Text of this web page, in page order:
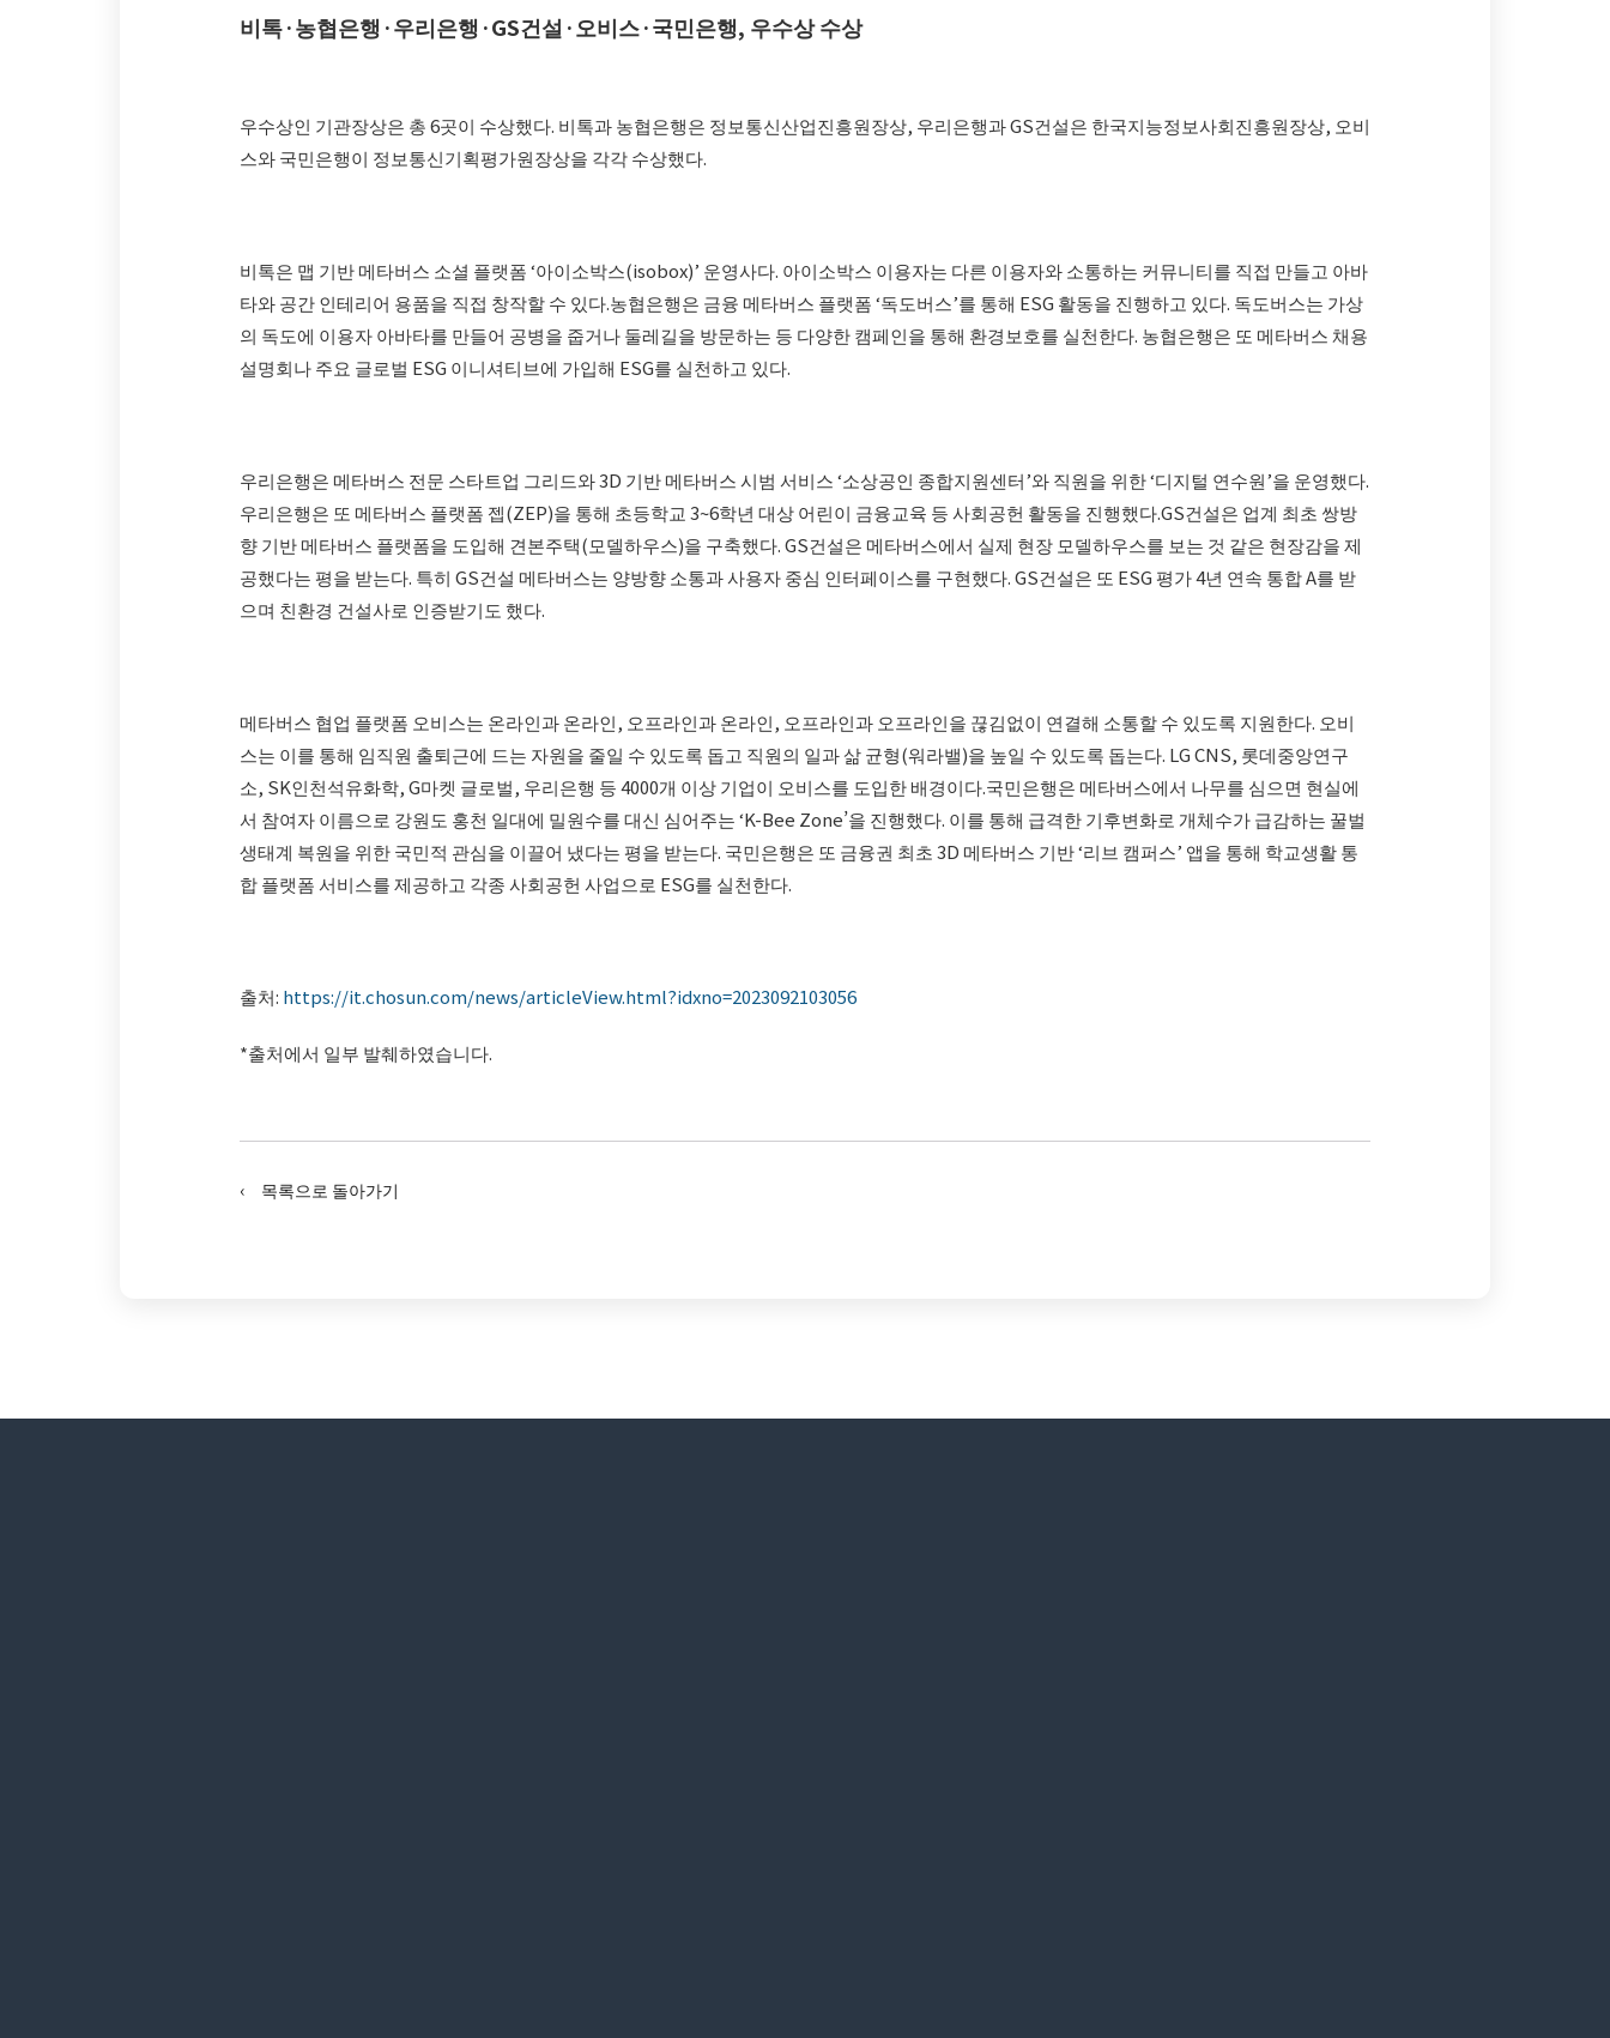
비톡·농협은행·우리은행·GS건설·오비스·국민은행, 우수상 수상
우수상인 기관장상은 총 6곳이 수상했다. 비톡과 농협은행은 정보통신산업진흥원장상, 우리은행과 GS건설은 한국지능정보사회진흥원장상, 오비
스와 국민은행이 정보통신기획평가원장상을 각각 수상했다.
비톡은 맵 기반 메타버스 소셜 플랫폼 ‘아이소박스(isobox)’ 운영사다. 아이소박스 이용자는 다른 이용자와 소통하는 커뮤니티를 직접 만들고 아바
타와 공간 인테리어 용품을 직접 창작할 수 있다.농협은행은 금융 메타버스 플랫폼 ‘독도버스’를 통해 ESG 활동을 진행하고 있다. 독도버스는 가상
의 독도에 이용자 아바타를 만들어 공병을 줍거나 둘레길을 방문하는 등 다양한 캠페인을 통해 환경보호를 실천한다. 농협은행은 또 메타버스 채용
설명회나 주요 글로벌 ESG 이니셔티브에 가입해 ESG를 실천하고 있다.
우리은행은 메타버스 전문 스타트업 그리드와 3D 기반 메타버스 시범 서비스 ‘소상공인 종합지원센터’와 직원을 위한 ‘디지털 연수원’을 운영했다.
우리은행은 또 메타버스 플랫폼 젭(ZEP)을 통해 초등학교 3~6학년 대상 어린이 금융교육 등 사회공헌 활동을 진행했다.GS건설은 업계 최초 쌍방
향 기반 메타버스 플랫폼을 도입해 견본주택(모델하우스)을 구축했다. GS건설은 메타버스에서 실제 현장 모델하우스를 보는 것 같은 현장감을 제
공했다는 평을 받는다. 특히 GS건설 메타버스는 양방향 소통과 사용자 중심 인터페이스를 구현했다. GS건설은 또 ESG 평가 4년 연속 통합 A를 받
으며 친환경 건설사로 인증받기도 했다.
메타버스 협업 플랫폼 오비스는 온라인과 온라인, 오프라인과 온라인, 오프라인과 오프라인을 끊김없이 연결해 소통할 수 있도록 지원한다. 오비
스는 이를 통해 임직원 출퇴근에 드는 자원을 줄일 수 있도록 돕고 직원의 일과 삶 균형(워라밸)을 높일 수 있도록 돕는다. LG CNS, 롯데중앙연구
소, SK인천석유화학, G마켓 글로벌, 우리은행 등 4000개 이상 기업이 오비스를 도입한 배경이다.국민은행은 메타버스에서 나무를 심으면 현실에
서 참여자 이름으로 강원도 홍천 일대에 밀원수를 대신 심어주는 ‘K-Bee Zone’을 진행했다. 이를 통해 급격한 기후변화로 개체수가 급감하는 꿀벌
생태계 복원을 위한 국민적 관심을 이끌어 냈다는 평을 받는다. 국민은행은 또 금융권 최초 3D 메타버스 기반 ‘리브 캠퍼스’ 앱을 통해 학교생활 통
합 플랫폼 서비스를 제공하고 각종 사회공헌 사업으로 ESG를 실천한다.
출처: https://it.chosun.com/news/articleView.html?idxno=2023092103056
*출처에서 일부 발췌하였습니다.
‹ 목록으로 돌아가기